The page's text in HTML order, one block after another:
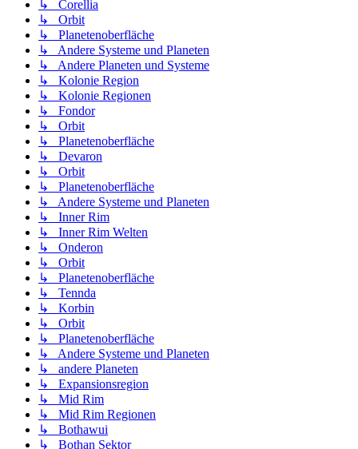
↳ Corellia
↳ Orbit
↳ Planetenoberfläche
↳ Andere Systeme und Planeten
↳ Andere Planeten und Systeme
↳ Kolonie Region
↳ Kolonie Regionen
↳ Fondor
↳ Orbit
↳ Planetenoberfläche
↳ Devaron
↳ Orbit
↳ Planetenoberfläche
↳ Andere Systeme und Planeten
↳ Inner Rim
↳ Inner Rim Welten
↳ Onderon
↳ Orbit
↳ Planetenoberfläche
↳ Tennda
↳ Korbin
↳ Orbit
↳ Planetenoberfläche
↳ Andere Systeme und Planeten
↳ andere Planeten
↳ Expansionsregion
↳ Mid Rim
↳ Mid Rim Regionen
↳ Bothawui
↳ Bothan Sektor